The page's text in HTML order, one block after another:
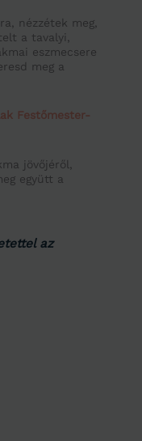
nézzétek meg,
a tavalyi,
eszmecsere
meg a
Festőmester-
jövőjéről,
együtt a
az